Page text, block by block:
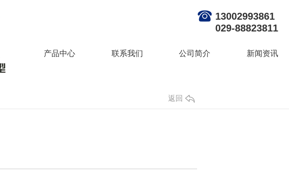
13002993861
029-88823811
产品中心 联系我们 公司简介 新闻资讯
返回